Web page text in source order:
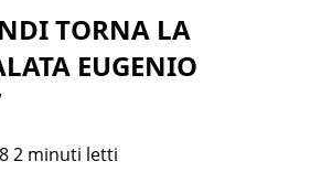
TORNA LA
EUGENIO
2 minuti letti